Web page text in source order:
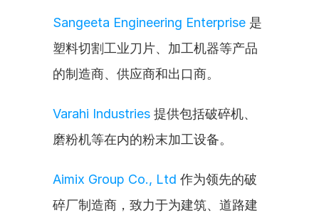
Sangeeta Engineering Enterprise 是
塑料切割工业刀片、加工机器等产品
的制造商、供应商和出口商。
Varahi Industries 提供包括破碎机、
磨粉机等在内的粉末加工设备。
Aimix Group Co., Ltd 作为领先的破
碎厂制造商，致力于为建筑、道路建